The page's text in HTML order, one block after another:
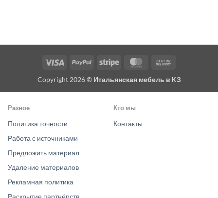
Visa PayPal Stripe MasterCard
Delivery
Copyright 2026 © Итальянская мебель в КЗ
Разное
Политика точности
Работа с источниками
Предложить материал
Удаление материалов
Рекламная политика
Раскрытие партнёрств
Кто мы
Контакты